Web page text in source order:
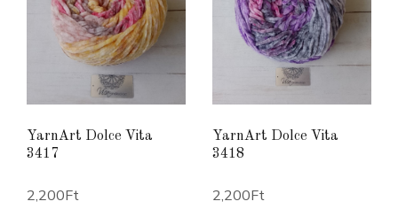
YarnArt Dolce Vita
3417
2,200Ft
YarnArt Dolce Vita
3418
2,200Ft